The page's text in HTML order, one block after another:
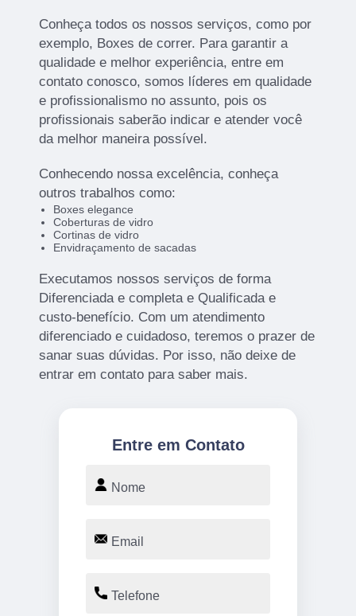
Conheça todos os nossos serviços, como por
exemplo, Boxes de correr. Para garantir a
qualidade e melhor experiência, entre em
contato conosco, somos líderes em qualidade
e profissionalismo no assunto, pois os
profissionais saberão indicar e atender você
da melhor maneira possível.
Conhecendo nossa excelência, conheça
outros trabalhos como:
Boxes elegance
Coberturas de vidro
Cortinas de vidro
Envidraçamento de sacadas
Executamos nossos serviços de forma
Diferenciada e completa e Qualificada e
custo-benefício. Com um atendimento
diferenciado e cuidadoso, teremos o prazer de
sanar suas dúvidas. Por isso, não deixe de
entrar em contato para saber mais.
Entre em Contato